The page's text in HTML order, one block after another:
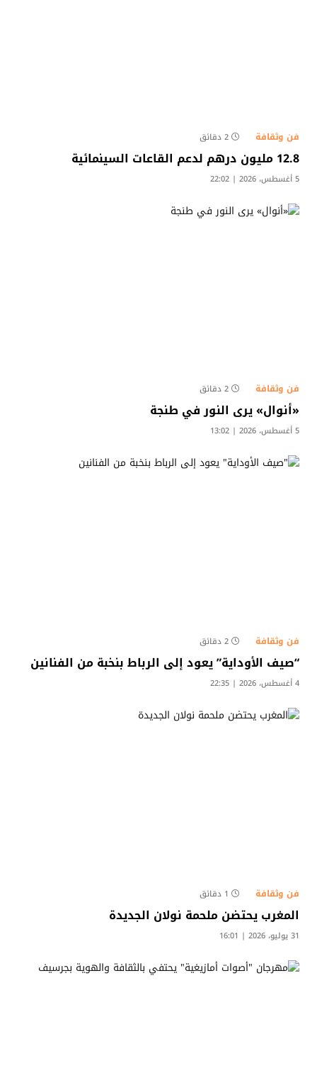
فن وثقافة 2 دقائق
12.8 مليون درهم لدعم القاعات السينمائية
5 أغسطس، 2026 | 22:02
فن وثقافة 2 دقائق
«أنوال» يرى النور في طنجة
5 أغسطس، 2026 | 13:02
فن وثقافة 2 دقائق
“صيف الأوداية” يعود إلى الرباط بنخبة من الفنانين
4 أغسطس، 2026 | 22:35
فن وثقافة 1 دقائق
المغرب يحتضن ملحمة نولان الجديدة
31 يوليو، 2026 | 16:01